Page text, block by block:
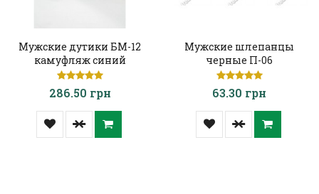
Мужские дутики БМ-12
камуфляж синий
286.50 грн
Мужские шлепанцы
черные П-06
63.30 грн